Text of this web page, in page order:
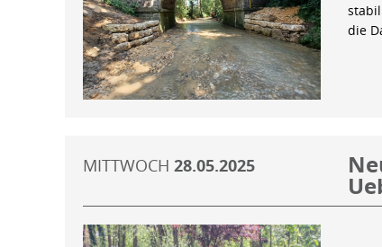
die
MITTWOCH 28.05.2025